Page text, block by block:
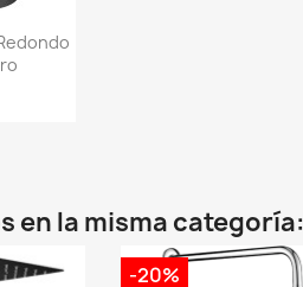
en la misma categoría:
-20%